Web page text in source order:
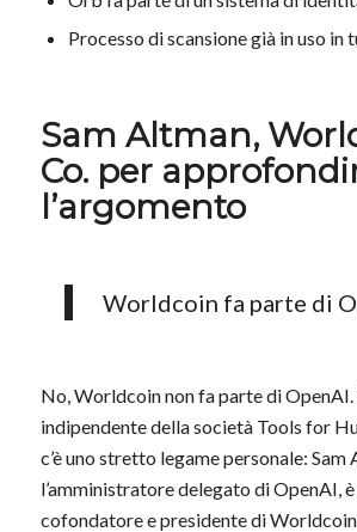
Processo di scansione già in uso in
Sam Altman,
Co. per
l’argomento
Worldcoin fa parte di
No, Worldcoin non fa parte di
indipendente della società Tools for
c’è uno stretto legame personale: Sam
l’amministratore delegato di OpenAI, è
cofondatore e presidente di